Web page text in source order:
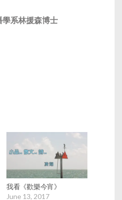
系林援森博士
我看《歡樂今宵》
June 13, 2017